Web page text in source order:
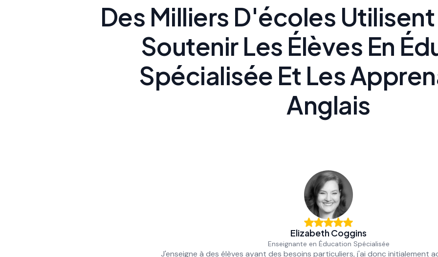
Des Milliers D'écoles
Soutenir Les Élèves En
Spécialisée Et Les
Anglais
Elizabeth Coggins
Enseignante en Éducation Spécialisée
J'enseigne à des élèves ayant des besoins particuliers, j'ai donc initialement